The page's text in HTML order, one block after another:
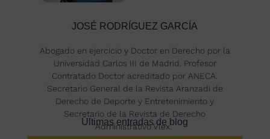
JOSÉ RODRÍGUEZ GARCÍA
Abogado en ejercicio y Doctor en Derecho por la
Universidad Carlos III de Madrid. Profesor
Contratado Doctor acreditado por ANECA.
Secretario General de la Revista Aranzadi de
Derecho de Deporte y Entretenimiento y
Secretario de la Revista de Derecho
Administrativo Vlex.
Últimas entradas de blog